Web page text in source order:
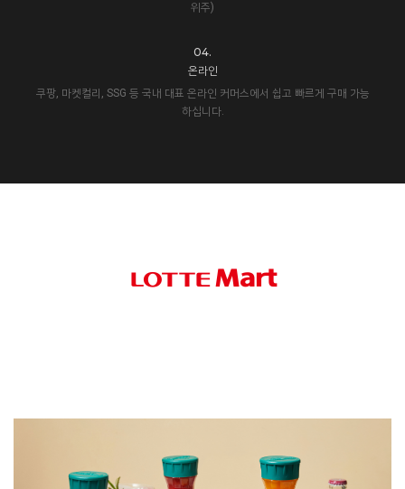
위주)
04.
온라인
쿠팡, 마켓컬리, SSG 등 국내 대표 온라인 커머스에서 쉽고 빠르게 구매 가능
하십니다.